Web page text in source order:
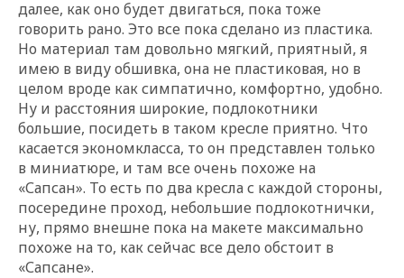
далее, как оно будет двигаться, пока тоже
говорить рано. Это все пока сделано из пластика.
Но материал там довольно мягкий, приятный, я
имею в виду обшивка, она не пластиковая, но в
целом вроде как симпатично, комфортно, удобно.
Ну и расстояния широкие, подлокотники
большие, посидеть в таком кресле приятно. Что
касается экономкласса, то он представлен только
в миниатюре, и там все очень похоже на
«Сапсан». То есть по два кресла с каждой стороны,
посередине проход, небольшие подлокотнички,
ну, прямо внешне пока на макете максимально
похоже на то, как сейчас все дело обстоит в
«Сапсане».